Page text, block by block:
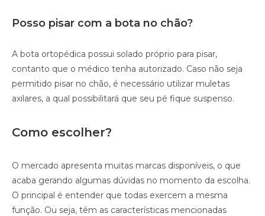
Posso pisar com a bota no chão?
A bota ortopédica possui solado próprio para pisar,
contanto que o médico tenha autorizado. Caso não seja
permitido pisar no chão, é necessário utilizar muletas
axilares, a qual possibilitará que seu pé fique suspenso.
Como escolher?
O mercado apresenta muitas marcas disponíveis, o que
acaba gerando algumas dúvidas no momento da escolha.
O principal é entender que todas exercem a mesma
função. Ou seja, têm as características mencionadas